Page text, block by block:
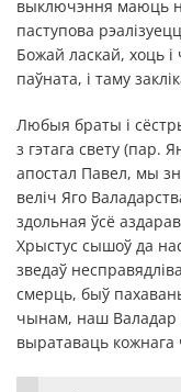
выключэння маюць
паступова
Божай ласкай, хоць
паўната, і таму
Любыя браты і
з гэтага свету (пар.
апостал Павел, мы
веліч Яго
здольная ўсё
Хрыстус сышоў да
зведаў
смерць, быў
чынам, наш Валадар
выратаваць кожнага